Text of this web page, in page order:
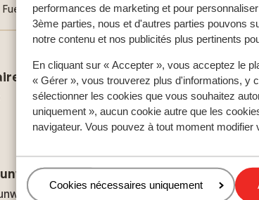
performances de marketing et pour
3ème parties, nous et d'autres parties pouvons
notre contenu et nos publicités plus pertinents
En cliquant sur « Accepter », vous acceptez le
« Gérer », vous trouverez plus d'informations, y
sélectionner les cookies que vous souhaitez
uniquement », aucun cookie autre que les
navigateur. Vous pouvez à tout moment
Gérer
Cookies nécessaires uniquement
Fuerteventura Jandía Playa Iberostar Selection
Régions
Mer
Golfe
Politique de
Politique